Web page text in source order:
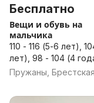
Бесплатно
Вещи и обувь на
мальчика
110 - 116 (5-6 лет),
лет), 98 - 104 (4
122 (6 лет), 122 - 128
Пружаны,